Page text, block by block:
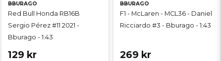
BBURAGO
Red Bull Honda RB16B
Sergio Pérez #11 2021 -
Bburago - 1:43
129 kr
BBURAGO
F1 - McLaren - MCL36 - Daniel
Ricciardo #3 - Bburago - 1:43
269 kr